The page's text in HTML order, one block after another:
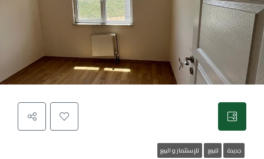
جديدة للبيع للإستثمار و البيع